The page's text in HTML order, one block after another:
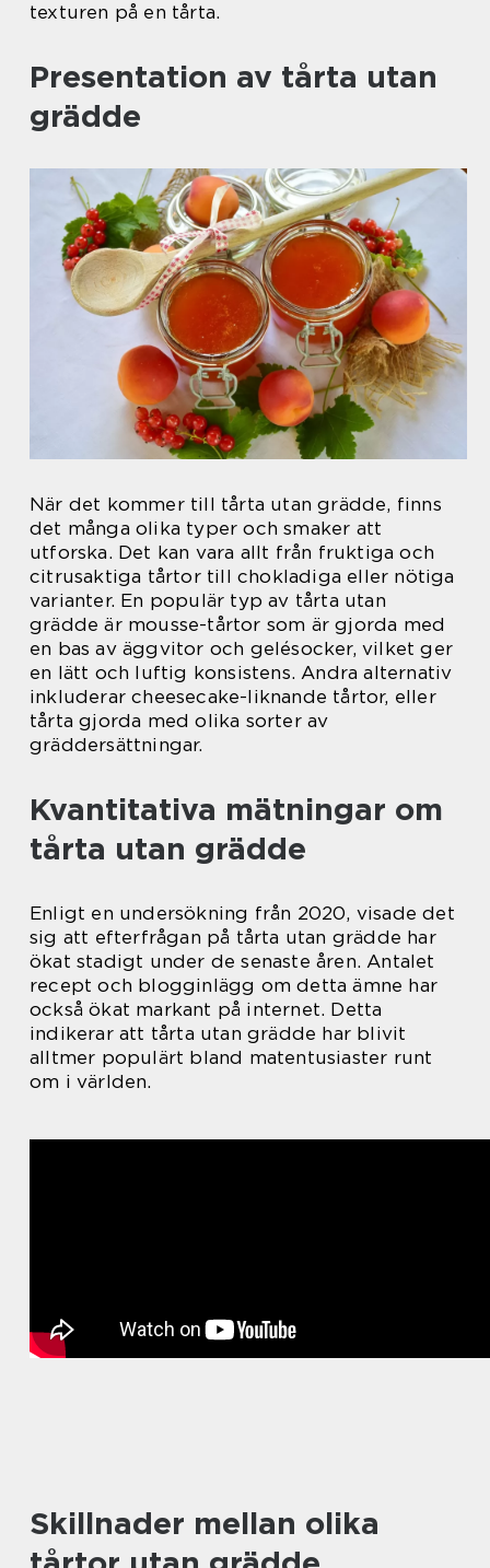
texturen på en tårta.
Presentation av tårta utan
grädde
När det kommer till tårta utan grädde, finns
det många olika typer och smaker att
utforska. Det kan vara allt från fruktiga och
citrusaktiga tårtor till chokladiga eller nötiga
varianter. En populär typ av tårta utan
grädde är mousse-tårtor som är gjorda med
en bas av äggvitor och gelésocker, vilket ger
en lätt och luftig konsistens. Andra alternativ
inkluderar cheesecake-liknande tårtor, eller
tårta gjorda med olika sorter av
gräddersättningar.
Kvantitativa mätningar om
tårta utan grädde
Enligt en undersökning från 2020, visade det
sig att efterfrågan på tårta utan grädde har
ökat stadigt under de senaste åren. Antalet
recept och blogginlägg om detta ämne har
också ökat markant på internet. Detta
indikerar att tårta utan grädde har blivit
alltmer populärt bland matentusiaster runt
om i världen.
Skillnader mellan olika